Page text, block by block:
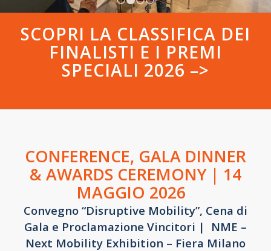
1 2 3
SCOPRI LA CLASSIFICA DEI
FINALISTI E I PREMI
SPECIALI 2026 –>
CONFERENCE, GALA DINNER
& AWARDS CEREMONY | 14
MAGGIO 2026
Convegno “Disruptive Mobility”, Cena di
Gala e Proclamazione Vincitori | NME –
Next Mobility Exhibition – Fiera Milano